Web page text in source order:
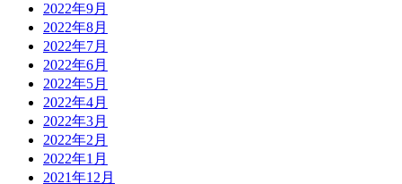
2022年9月
2022年8月
2022年7月
2022年6月
2022年5月
2022年4月
2022年3月
2022年2月
2022年1月
2021年12月